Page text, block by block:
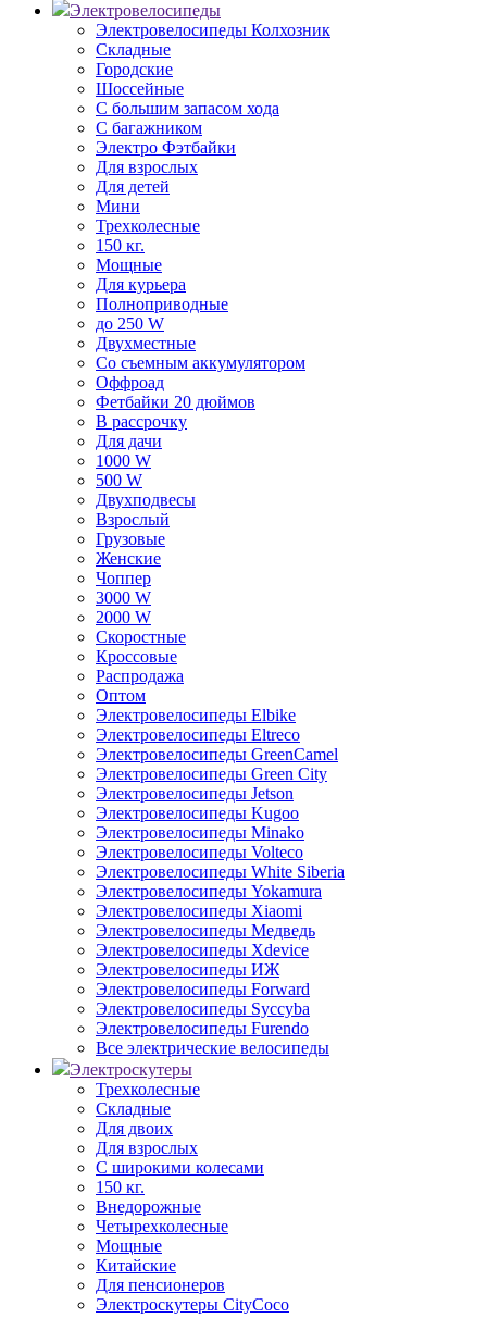
Электровелосипеды
Электровелосипеды Колхозник
Складные
Городские
Шоссейные
С большим запасом хода
С багажником
Электро Фэтбайки
Для взрослых
Для детей
Мини
Трехколесные
150 кг.
Мощные
Для курьера
Полноприводные
до 250 W
Двухместные
Со съемным аккумулятором
Оффроад
Фетбайки 20 дюймов
В рассрочку
Для дачи
1000 W
500 W
Двухподвесы
Взрослый
Грузовые
Женские
Чоппер
3000 W
2000 W
Скоростные
Кроссовые
Распродажа
Оптом
Электровелосипеды Elbike
Электровелосипеды Eltreco
Электровелосипеды GreenCamel
Электровелосипеды Green City
Электровелосипеды Jetson
Электровелосипеды Kugoo
Электровелосипеды Minako
Электровелосипеды Volteco
Электровелосипеды White Siberia
Электровелосипеды Yokamura
Электровелосипеды Xiaomi
Электровелосипеды Медведь
Электровелосипеды Xdevice
Электровелосипеды ИЖ
Электровелосипеды Forward
Электровелосипеды Syccyba
Электровелосипеды Furendo
Все электрические велосипеды
Электроскутеры
Трехколесные
Складные
Для двоих
Для взрослых
С широкими колесами
150 кг.
Внедорожные
Четырехколесные
Мощные
Китайские
Для пенсионеров
Электроскутеры CityCoco